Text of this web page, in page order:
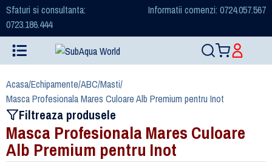
Sfaturi si consultanta:
0723.186.444
Informatii comenzi: 0724.057.567
Acasa/Echipamente/ABC/Masti/
Masca Profesionala Mares Culoare Alb Premium pentru Inot
Filtreaza produsele
Masca Profesionala Mares Culoare
Alb Premium pentru Inot